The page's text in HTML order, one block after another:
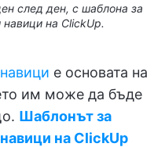
след ден, с шаблона за
на ClickUp.
е основата на
им може да бъде
Шаблонът за
на ClickUp